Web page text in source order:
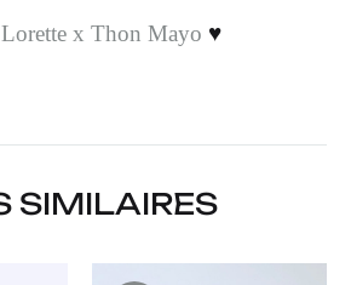
x Thon Mayo ♥
SIMILAIRES